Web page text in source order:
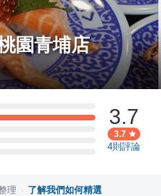
園青埔店
3.7
3.7
4則評論
理 · 了解我們如何精選